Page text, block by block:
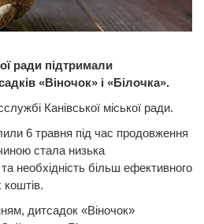
ради підтримали
«Віночок» і «Білочка».
Канівської міської ради.
6 травня під час продовження
стала низька
необхідність більш ефективного
дитсадок «Віночок»